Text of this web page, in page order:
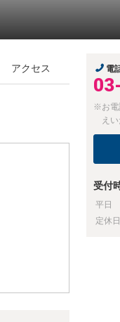
アクセス 電
※お電
え
受付
平日
定休日